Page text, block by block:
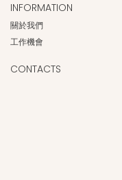
INFORMATION
關於我們
工作機會
CONTACTS